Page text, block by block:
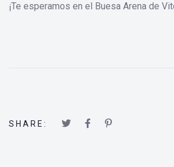
¡Te esperamos en el Buesa Arena de
SHARE: